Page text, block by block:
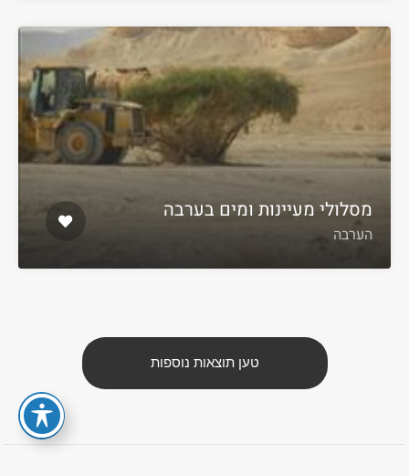
מסלולי מעיינות ומים בערבה
הערבה
טען תוצאות נוספות